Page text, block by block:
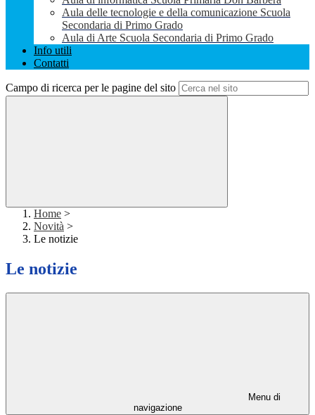
Aula delle tecnologie e della comunicazione Scuola
Secondaria di Primo Grado
Aula di Arte Scuola Secondaria di Primo Grado
Info utili
Contatti
Campo di ricerca per le pagine del sito
Home >
Novità >
Le notizie
Le notizie
Menu di
navigazione